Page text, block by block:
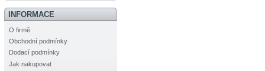
INFORMACE
O firmě
Obchodní podmínky
Dodací podmínky
Jak nakupovat